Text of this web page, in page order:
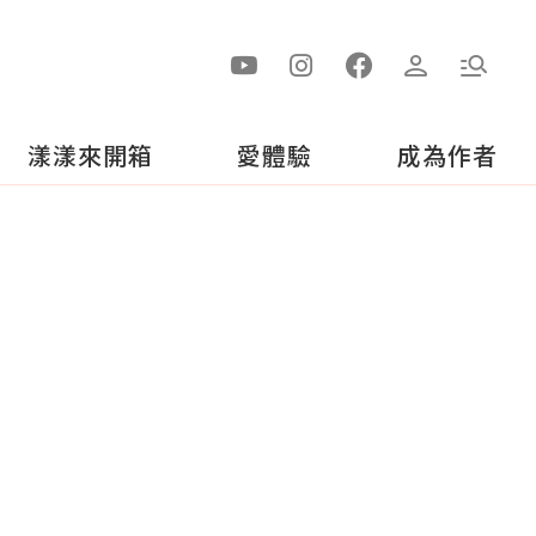
漾漾來開箱 愛體驗 成為作者